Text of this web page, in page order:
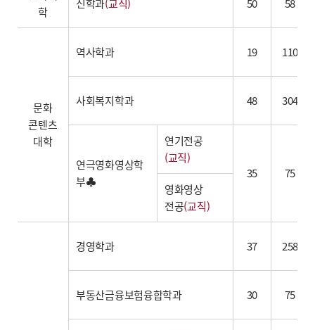
학
신학과(교직) 50 58
문화
콘텐츠
대학
역사학과 19 110
사회복지학과 48 304
연극영화영상학
부♣
연기전공
(교직)
35
75
영화영상
전공(교직)
경영학과 37 258
부동산금융보험융합학과 30 75